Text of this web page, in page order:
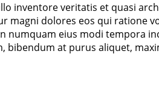
inventore veritatis et quasi
dolores eos qui ratione
numquam eius modi tempora
at purus aliquet,